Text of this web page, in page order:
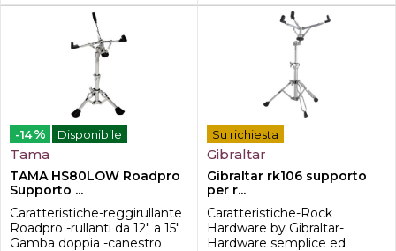
-14 % Disponibile
Tama
TAMA HS80LOW Roadpro
Supporto ...
Caratteristiche-reggirullante
Roadpro -rullanti da 12" a 15"
Gamba doppia -canestro
Su richiesta
Gibraltar
Gibraltar rk106 supporto
per r...
Caratteristiche-Rock
Hardware by Gibraltar-
Hardware semplice ed